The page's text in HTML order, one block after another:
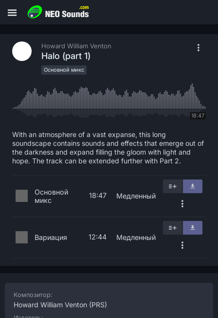
Howard William Venton
Halo (part 1)
Основной микс
18:47
With an atmosphere of a vast expanse, this long
soundscape contains sounds and effects that emerge out of
the darkness and expand filling the gloom with light and
hope. The track can be extended further with Part 2.
Основной
микс
18:47 Медленный
Вариация 12:44 Медленный
Композитор:
Howard William Venton (PRS)